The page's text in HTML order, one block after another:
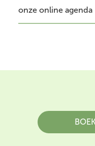
onze online agenda